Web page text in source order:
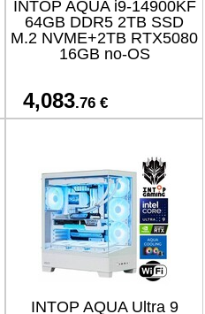
INTOP AQUA i9-14900KF
64GB DDR5 2TB SSD
M.2 NVME+2TB RTX5080
16GB no-OS
4,083.76 €
INTOP AQUA Ultra 9